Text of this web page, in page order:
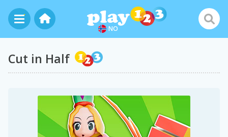
NO
Cut in Half